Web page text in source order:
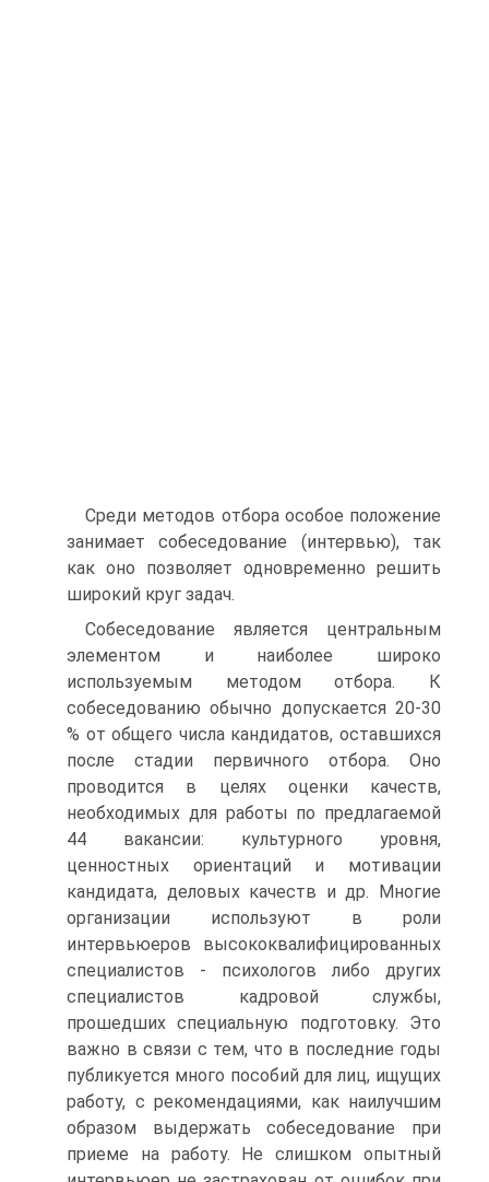
Среди методов отбора особое положение
занимает собеседование (интервью), так
как оно позволяет одновременно решить
широкий круг задач.
Собеседование является центральным
элементом и наиболее широко
используемым методом отбора. К
собеседованию обычно допускается 20-30
% от общего числа кандидатов, оставшихся
после стадии первичного отбора. Оно
проводится в целях оценки качеств,
необходимых для работы по предлагаемой
44 вакансии: культурного уровня,
ценностных ориентаций и мотивации
кандидата, деловых качеств и др. Многие
организации используют в роли
интервьюеров высококвалифицированных
специалистов - психологов либо других
специалистов кадровой службы,
прошедших специальную подготовку. Это
важно в связи с тем, что в последние годы
публикуется много пособий для лиц, ищущих
работу, с рекомендациями, как наилучшим
образом выдержать собеседование при
приеме на работу. Не слишком опытный